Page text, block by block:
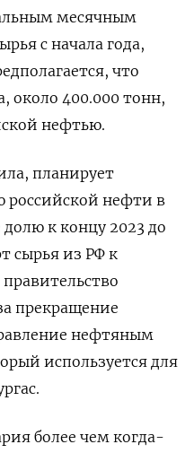
месячным
с начала года,
что
около 400.000 тонн,
нефтью.
планирует
российской нефти в
к концу 2023 до
сырья из РФ к
прекращение
нефтяным
используется для
более чем когда-